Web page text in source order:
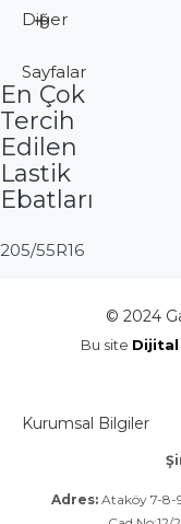
Diğer
Sayfalar
En Çok
Tercih
Edilen
Lastik
Ebatları
205/55R16
© 2024
Bu site
Kurumsal Bilgiler
Adres: Ataköy 7-8-